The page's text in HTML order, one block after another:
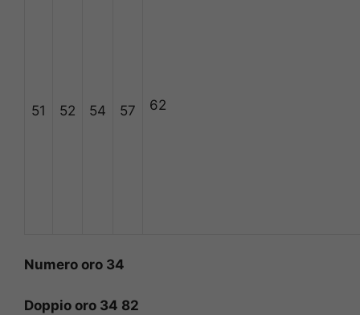
51 52 54 57 62
Numero oro 34
Doppio oro 34 82